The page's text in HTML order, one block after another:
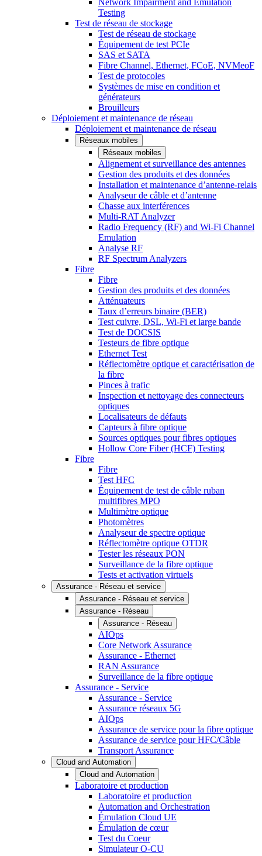
Network Impairment and Emulation
Testing
Test de réseau de stockage
Test de réseau de stockage
Équipement de test PCIe
SAS et SATA
Fibre Channel, Ethernet, FCoE, NVMeoF
Test de protocoles
Systèmes de mise en condition et
générateurs
Brouilleurs
Déploiement et maintenance de réseau
Déploiement et maintenance de réseau
Réseaux mobiles
Réseaux mobiles
Alignement et surveillance des antennes
Gestion des produits et des données
Installation et maintenance d’antenne-relais
Analyseur de câble et d’antenne
Chasse aux interférences
Multi-RAT Analyzer
Radio Frequency (RF) and Wi-Fi Channel
Emulation
Analyse RF
RF Spectrum Analyzers
Fibre
Fibre
Gestion des produits et des données
Atténuateurs
Taux d’erreurs binaire (BER)
Test cuivre, DSL, Wi-Fi et large bande
Test de DOCSIS
Testeurs de fibre optique
Ethernet Test
Réflectomètre optique et caractérisation de
la fibre
Pinces à trafic
Inspection et nettoyage des connecteurs
optiques
Localisateurs de défauts
Capteurs à fibre optique
Sources optiques pour fibres optiques
Hollow Core Fiber (HCF) Testing
Fibre
Fibre
Test HFC
Équipement de test de câble ruban
multifibres MPO
Multimètre optique
Photomètres
Analyseur de spectre optique
Réflectomètre optique OTDR
Tester les réseaux PON
Surveillance de la fibre optique
Tests et activation virtuels
Assurance - Réseau et service
Assurance - Réseau et service
Assurance - Réseau
Assurance - Réseau
AIOps
Core Network Assurance
Assurance - Ethernet
RAN Assurance
Surveillance de la fibre optique
Assurance - Service
Assurance - Service
Assurance réseaux 5G
AIOps
Assurance de service pour la fibre optique
Assurance de service pour HFC/Câble
Transport Assurance
Cloud and Automation
Cloud and Automation
Laboratoire et production
Laboratoire et production
Automation and Orchestration
Émulation Cloud UE
Émulation de cœur
Test du Coeur
Simulateur O-CU